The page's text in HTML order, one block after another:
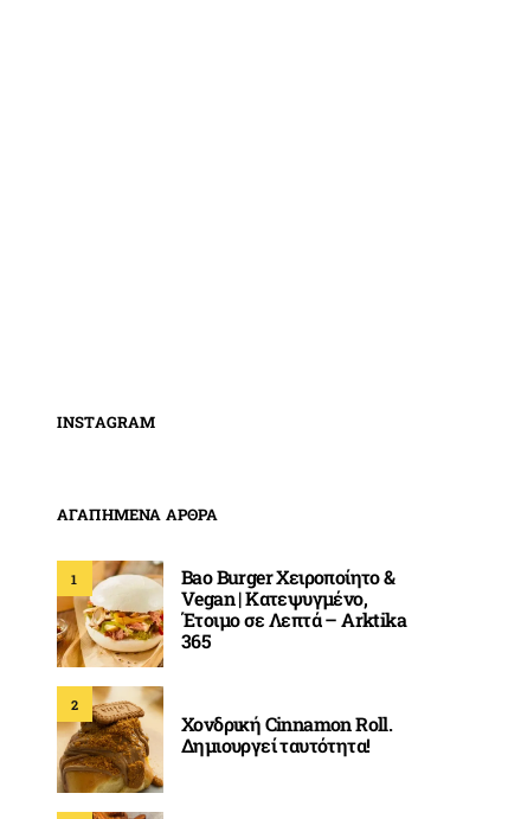
INSTAGRAM
ΑΓΑΠΗΜΕΝΑ ΑΡΘΡΑ
1
Bao Burger Χειροποίητο &
Vegan | Κατεψυγμένο,
Έτοιμο σε Λεπτά – Arktika
365
2
Χονδρική Cinnamon Roll.
Δημιουργεί ταυτότητα!